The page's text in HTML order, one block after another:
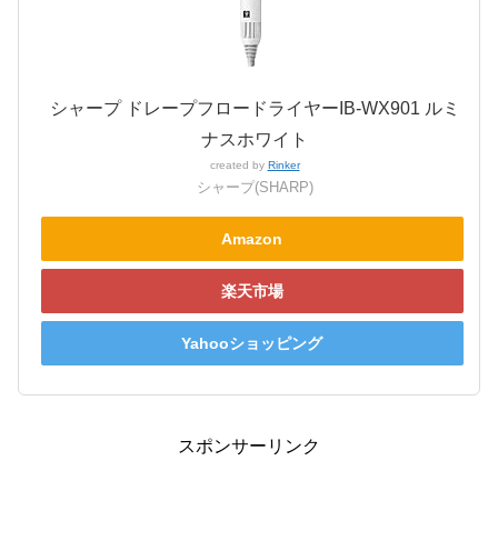
シャープ ドレープフロードライヤーIB-WX901 ルミ
ナスホワイト
created by Rinker
シャープ(SHARP)
Amazon
楽天市場
Yahooショッピング
スポンサーリンク